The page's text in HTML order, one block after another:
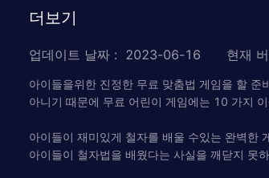
더보기
업데이트 날짜 : 2023-06-16 현재
아이들을위한 진정한 무료 맞춤법 게임을 할
아니기 때문에 무료 어린이 게임에는 10 가지
아이들이 재미있게 철자를 배울 수있는 완벽한
아이들이 철자법을 배웠다는 사실을 깨닫지 못